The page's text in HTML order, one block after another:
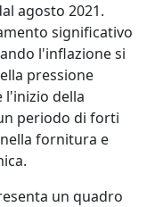
agosto 2021.
significativo
l'inflazione si
pressione
l'inizio della
periodo di forti
fornitura e
un quadro